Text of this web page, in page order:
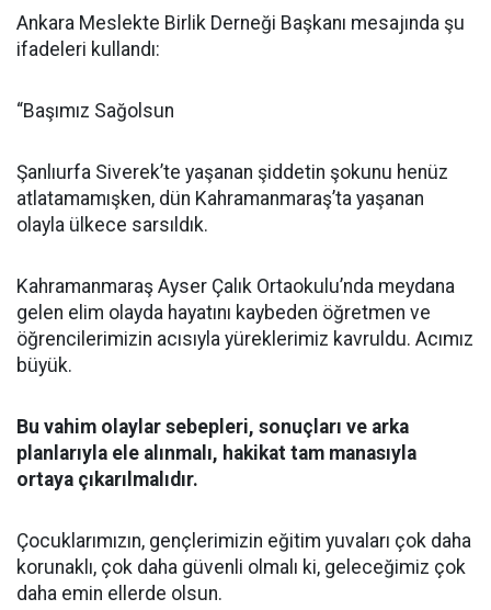
Ankara Meslekte Birlik Derneği Başkanı mesajında şu
ifadeleri kullandı:
“Başımız Sağolsun
Şanlıurfa Siverek’te yaşanan şiddetin şokunu henüz
atlatamamışken, dün Kahramanmaraş’ta yaşanan
olayla ülkece sarsıldık.
Kahramanmaraş Ayser Çalık Ortaokulu’nda meydana
gelen elim olayda hayatını kaybeden öğretmen ve
öğrencilerimizin acısıyla yüreklerimiz kavruldu. Acımız
büyük.
Bu vahim olaylar sebepleri, sonuçları ve arka
planlarıyla ele alınmalı, hakikat tam manasıyla
ortaya çıkarılmalıdır.
Çocuklarımızın, gençlerimizin eğitim yuvaları çok daha
korunaklı, çok daha güvenli olmalı ki, geleceğimiz çok
daha emin ellerde olsun.